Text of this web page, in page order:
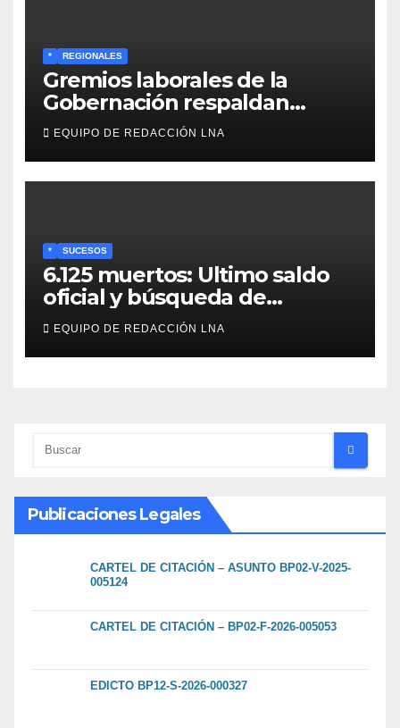
* REGIONALES
Gremios laborales de la
Gobernación respaldan
propuesta de Bono
Recreativo de 100 dólares
para jubilados, pensionados y
EQUIPO DE REDACCIÓN LNA
* SUCESOS
6.125 muertos: Ultimo saldo
oficial y búsqueda de
cadáveres continúa entre los
escombros
EQUIPO DE REDACCIÓN LNA
Publicaciones Legales
CARTEL DE CITACIÓN – ASUNTO BP02-V-2025-
005124
CARTEL DE CITACIÓN – BP02-F-2026-005053
EDICTO BP12-S-2026-000327